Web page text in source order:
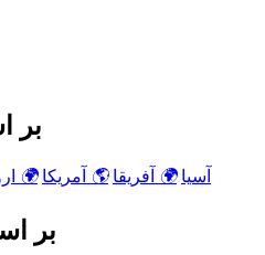
بر
آسیا 🌍 آفریقا 🌎 آمریکا 🌍
بر